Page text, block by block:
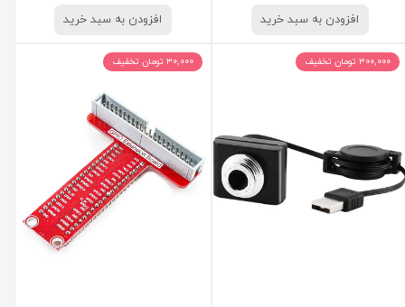
افزودن به سبد خرید افزودن به سبد خرید
۳۰۰,۰۰۰ تومان تخفیف ۳۰,۰۰۰ تومان تخفیف